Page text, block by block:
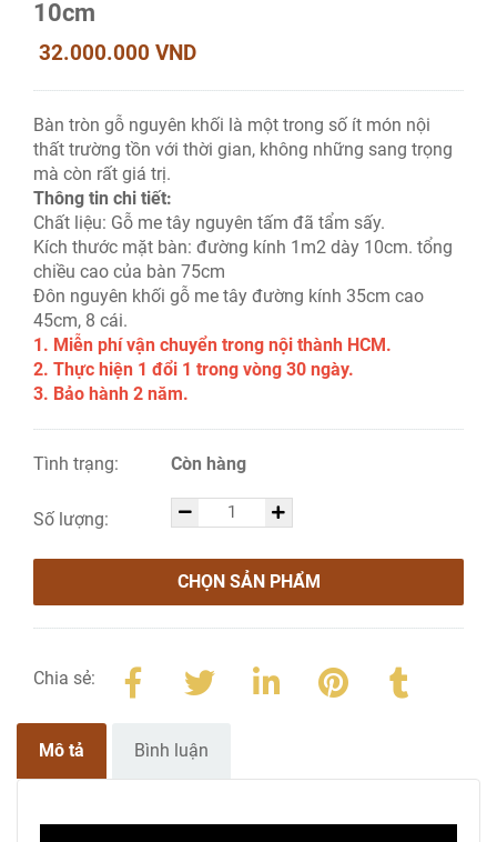
10cm
32.000.000 VND
Bàn tròn gỗ nguyên khối là một trong số ít món nội
thất trường tồn với thời gian, không những sang trọng
mà còn rất giá trị.
Thông tin chi tiết:
Chất liệu: Gỗ me tây nguyên tấm đã tẩm sấy.
Kích thước mặt bàn: đường kính 1m2 dày 10cm. tổng
chiều cao của bàn 75cm
Đôn nguyên khối gỗ me tây đường kính 35cm cao
45cm, 8 cái.
1. Miễn phí vận chuyển trong nội thành HCM.
2. Thực hiện 1 đổi 1 trong vòng 30 ngày.
3. Bảo hành 2 năm.
Tình trạng: Còn hàng
Số lượng:
CHỌN SẢN PHẨM
Chia sẻ:
Mô tả Bình luận